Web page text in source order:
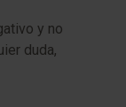
y no
duda,